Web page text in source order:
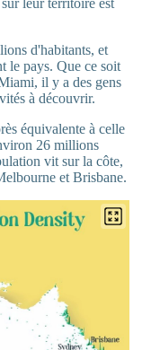
leur territoire est
d'habitants, et
le pays. Que ce soit
il y a des gens
à découvrir.
équivalente à celle
26 millions
vit sur la côte,
et Brisbane.